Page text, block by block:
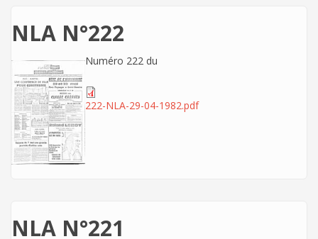
NLA N°222
Numéro 222 du
222-NLA-29-04-1982.pdf
NLA N°221